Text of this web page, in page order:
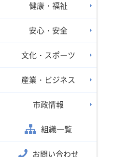
健康・福祉
安心・安全
文化・スポーツ
産業・ビジネス
市政情報
組織一覧
お問い合わせ